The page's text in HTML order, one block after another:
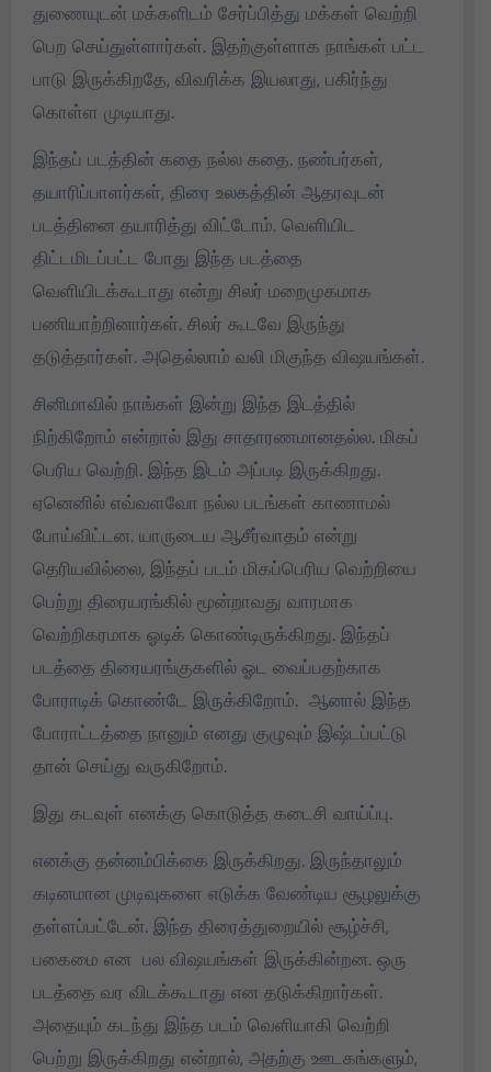
துணையுடன் மக்களிடம் சேர்ப்பித்து மக்கள் வெற்றி
பெற செய்துள்ளார்கள். இதற்குள்ளாக நாங்கள் பட்ட
பாடு இருக்கிறதே, விவரிக்க இயலாது, பகிர்ந்து
கொள்ள முடியாது.
இந்தப் படத்தின் கதை நல்ல கதை. நண்பர்கள்,
தயாரிப்பாளர்கள், திரை உலகத்தின் ஆதரவுடன்
படத்தினை தயாரித்து விட்டோம். வெளியிட
திட்டமிடப்பட்ட போது இந்த படத்தை
வெளியிடக்கூடாது என்று சிலர் மறைமுகமாக
பணியாற்றினார்கள். சிலர் கூடவே இருந்து
தடுத்தார்கள். அதெல்லாம் வலி மிகுந்த விஷயங்கள்.
சினிமாவில் நாங்கள் இன்று இந்த இடத்தில்
நிற்கிறோம் என்றால் இது சாதாரணமானதல்ல. மிகப்
பெரிய வெற்றி. இந்த இடம் அப்படி இருக்கிறது.
ஏனெனில் எவ்வளவோ நல்ல படங்கள் காணாமல்
போய்விட்டன. யாருடைய ஆசீர்வாதம் என்று
தெரியவில்லை, இந்தப் படம் மிகப்பெரிய வெற்றியை
பெற்று திரையரங்கில் மூன்றாவது வாரமாக
வெற்றிகரமாக ஓடிக் கொண்டிருக்கிறது. இந்தப்
படத்தை திரையரங்குகளில் ஓட வைப்பதற்காக
போராடிக் கொண்டே இருக்கிறோம். ஆனால் இந்த
போராட்டத்தை நானும் எனது குழுவும் இஷ்டப்பட்டு
தான் செய்து வருகிறோம்.
இது கடவுள் எனக்கு கொடுத்த கடைசி வாய்ப்பு.
எனக்கு தன்னம்பிக்கை இருக்கிறது. இருந்தாலும்
கடினமான முடிவுகளை எடுக்க வேண்டிய சூழலுக்கு
தள்ளப்பட்டேன். இந்த திரைத்துறையில் சூழ்ச்சி,
பகைமை என பல விஷயங்கள் இருக்கின்றன. ஒரு
படத்தை வர விடக்கூடாது என தடுக்கிறார்கள்.
அதையும் கடந்து இந்த படம் வெளியாகி வெற்றி
பெற்று இருக்கிறது என்றால், அதற்கு ஊடகங்களும்,